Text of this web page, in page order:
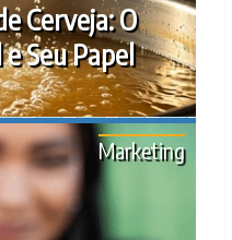
Cerveja: O
Seu Papel
Marketing